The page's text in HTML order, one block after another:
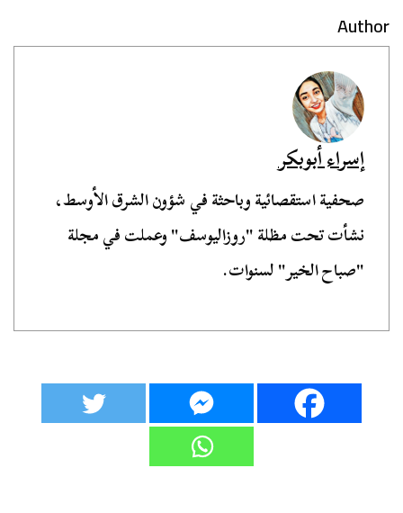
Author
إسراء أبوبكر
صحفية استقصائية وباحثة في شؤون الشرق الأوسط،
نشأت تحت مظلة "روزاليوسف" وعملت في مجلة
"صباح الخير" لسنوات.